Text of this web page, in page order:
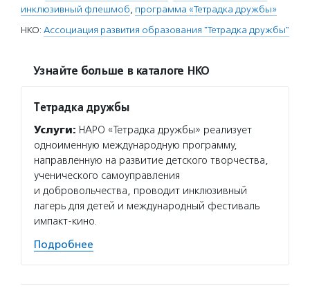
инклюзивный флешмоб, программа «Тетрадка дружбы»
НКО: Ассоциация развития образования "Тетрадка дружбы"
Узнайте больше в каталоге НКО
Тетрадка дружбы
Услуги: НАРО «Тетрадка дружбы» реализует
одноименную международную программу,
направленную на развитие детского творчества,
ученического самоуправления
и добровольчества, проводит инклюзивный
лагерь для детей и международный фестиваль
импакт-кино.
Подробнее